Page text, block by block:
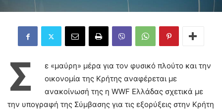
Σ
ε «μαύρη» μέρα για τον φυσικό πλούτο και την
οικονομία της Κρήτης αναφέρεται με
ανακοίνωσή της η WWF Ελλάδας σχετικά με
την υπογραφή της Σύμβασης για τις εξορύξεις στην Κρήτη